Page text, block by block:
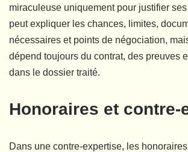
miraculeuse uniquement pour justifier ses
peut expliquer les chances, limites,
nécessaires et points de négociation,
dépend toujours du contrat, des preuves
dans le dossier traité.
Honoraires et contre-
Dans une contre-expertise, les